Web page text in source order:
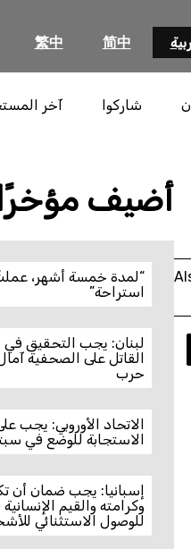
简中
繁中
شاركوا آخر
أضيف
استراحة”
لبنان: يجب التحقيق في
القاتل على الصحفية
حرب
الاتحاد الأوروبي: يجب
الاستجابة للوضع في
إسبانيا: يجب ضمان أن
وكرامته والقيم
للوصول الاستثنائي